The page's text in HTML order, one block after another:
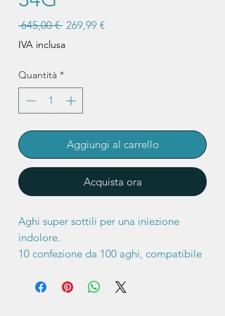
645,00 € Prezzo
269,99 €Prezzo
IVA inclusa
Quantità *
Aggiungi al carrello
Acquista ora
Aghi super sottili per una iniezione
indolore.
10 confezione da 100 aghi, compatibile
4mm 32G.